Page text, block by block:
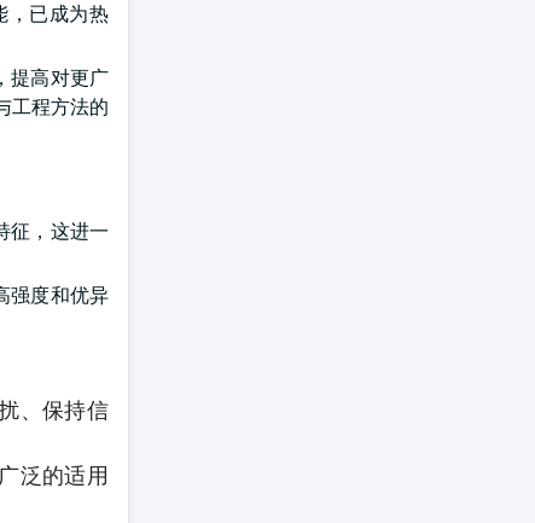
，已成为热
提高对更广
工程方法的
征，这进一
强度和优异
、保持信
泛的适用